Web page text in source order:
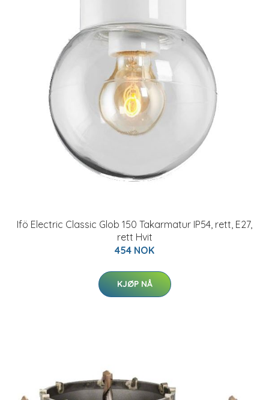
Ifö Electric Classic Glob 150 Takarmatur IP54, rett, E27,
rett Hvit
454 NOK
KJØP NÅ